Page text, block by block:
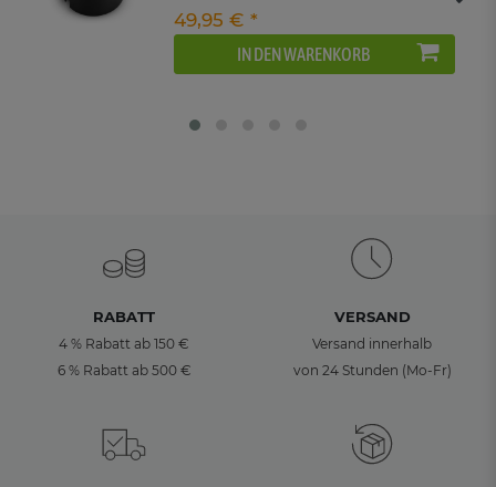
49,95 € *
IN DEN WARENKORB
RABATT
4 % Rabatt ab 150 €
6 % Rabatt ab 500 €
VERSAND
Versand innerhalb
von 24 Stunden (Mo-Fr)